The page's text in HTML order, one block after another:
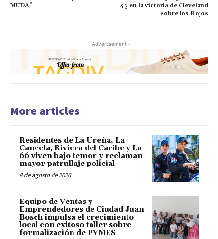
MUDA”
43 en la victoria de Cleveland
sobre los Rojos
- Advertisement -
More articles
Residentes de La Ureña, La
Cancela, Riviera del Caribe y La
66 viven bajo temor y reclaman
mayor patrullaje policial
8 de agosto de 2026
Equipo de Ventas y
Emprendedores de Ciudad Juan
Bosch impulsa el crecimiento
local con exitoso taller sobre
formalización de PYMES